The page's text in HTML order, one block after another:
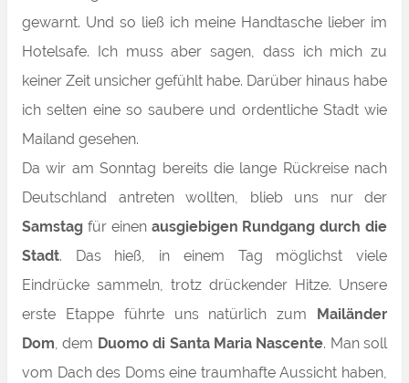
gewarnt. Und so ließ ich meine Handtasche lieber im
Hotelsafe. Ich muss aber sagen, dass ich mich zu
keiner Zeit unsicher gefühlt habe. Darüber hinaus habe
ich selten eine so saubere und ordentliche Stadt wie
Mailand gesehen.
Da wir am Sonntag bereits die lange Rückreise nach
Deutschland antreten wollten, blieb uns nur der
Samstag für einen ausgiebigen Rundgang durch die
Stadt. Das hieß, in einem Tag möglichst viele
Eindrücke sammeln, trotz drückender Hitze. Unsere
erste Etappe führte uns natürlich zum
Mailänder
Dom, dem Duomo di Santa Maria Nascente. Man soll
vom Dach des Doms eine traumhafte Aussicht haben,